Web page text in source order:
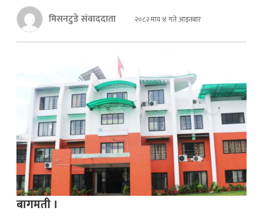
मिसनटुडे संवाददाता २०८२ माघ ४ गते आइतबार
बागमती ।